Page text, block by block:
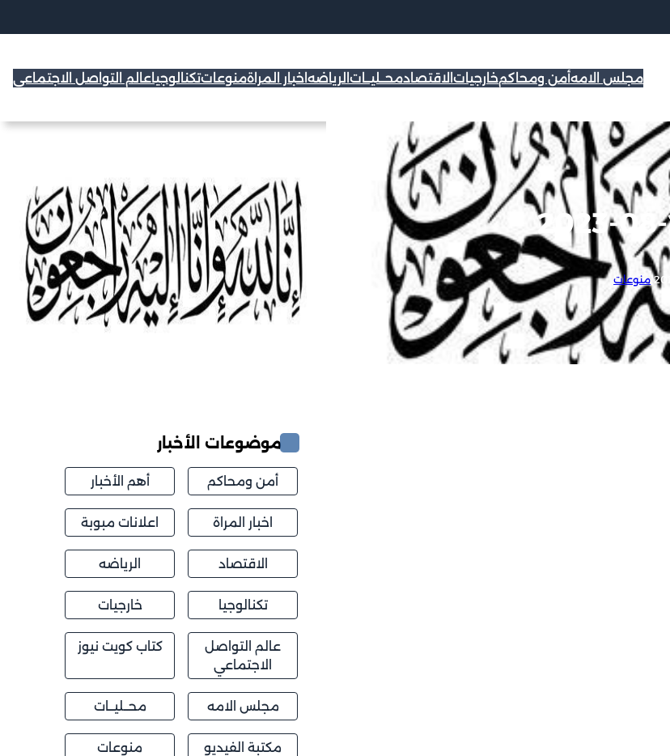
مجلس الامهأمن ومحاكمخارجيات الاقتصادمحــليــات الرياضه اخبار المراةمنوعاتتكنالوجياعالم التواصل الاجتماعي
|منوعات
موضوعات الأخبار
أمن ومحاكم أهم الأخبار
اخبار المراة اعلانات مبوبة
الاقتصاد الرياضه
تكنالوجيا خارجيات
عالم التواصل
الاجتماعي
كتاب كويت نيوز
مجلس الامه محــليــات
مكتبة الفيديو منوعات